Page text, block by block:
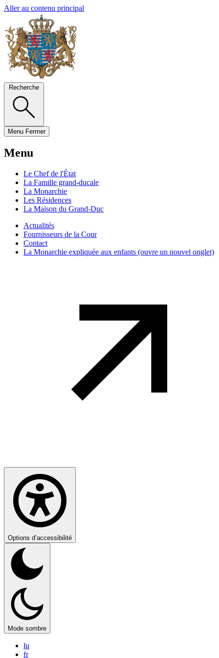
Aller au contenu principal
Recherche
Menu Fermer
Menu
Le Chef de l'État
La Famille grand-ducale
La Monarchie
Les Résidences
La Maison du Grand-Duc
Actualités
Fournisseurs de la Cour
Contact
La Monarchie expliquée aux enfants (ouvre un nouvel onglet)
Options d’accessibilité
Mode sombre
lu
fr